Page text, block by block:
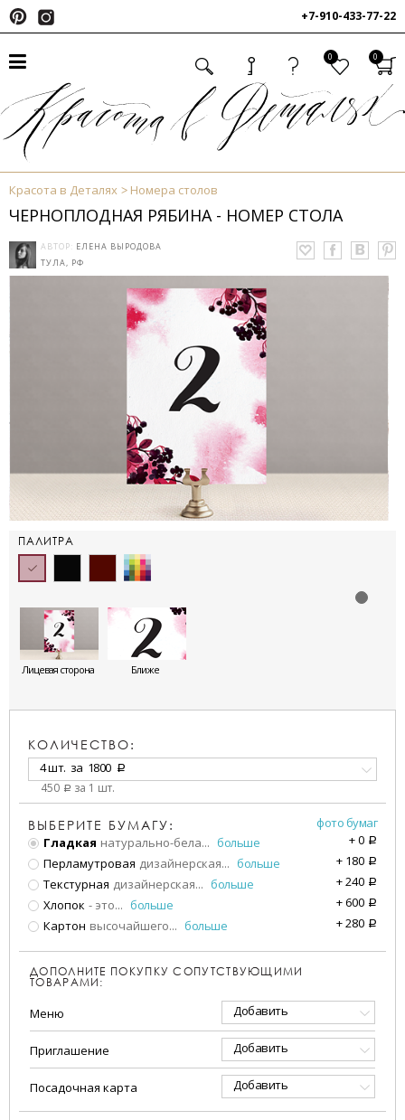
+7-910-433-77-22
0 0
Красота в Деталях Номера столов
ЧЕРНОПЛОДНАЯ РЯБИНА - НОМЕР СТОЛА
АВТОР: ЕЛЕНА ВЫРОДОВА
ТУЛА, РФ
ПАЛИТРА
Лицевая сторона Ближе
КОЛИЧЕСТВО:
4 шт. за 1800 a
450 a за 1 шт.
ВЫБЕРИТЕ БУМАГУ:
фото бумаг
Гладкая натурально-бела... больше +0 a
Перламутровая дизайнерская... больше + 180 a
Текстурная дизайнерская... больше +240 a
Хлопок - это... больше +600 a
Картон высочайшего... больше +280 a
ДОПОЛНИТЕ ПОКУПКУ СОПУТСТВУЮЩИМИ
ТОВАРАМИ:
Меню Добавить
Приглашение Добавить
Посадочная карта Добавить